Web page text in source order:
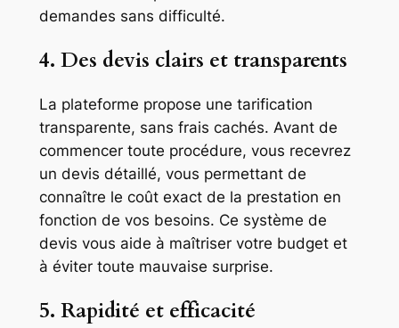
demandes sans difficulté.
4. Des devis clairs et transparents
La plateforme propose une tarification
transparente, sans frais cachés. Avant de
commencer toute procédure, vous recevrez
un devis détaillé, vous permettant de
connaître le coût exact de la prestation en
fonction de vos besoins. Ce système de
devis vous aide à maîtriser votre budget et
à éviter toute mauvaise surprise.
5. Rapidité et efficacité